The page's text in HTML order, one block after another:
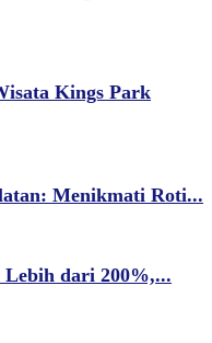
Kings Park
Menikmati Roti...
Lebih dari 200%,...